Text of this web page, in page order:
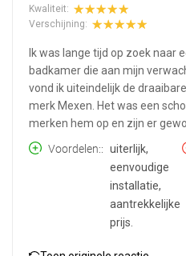
Kwaliteit:
Verschijning:
Ik was lange tijd op zoek naar
badkamer die aan mijn
vond ik uiteindelijk de
merk Mexen. Het was een
merken hem op en zijn er
Voordelen:
uiterlijk,
eenvoudige
installatie,
aantrekkelijke
prijs.